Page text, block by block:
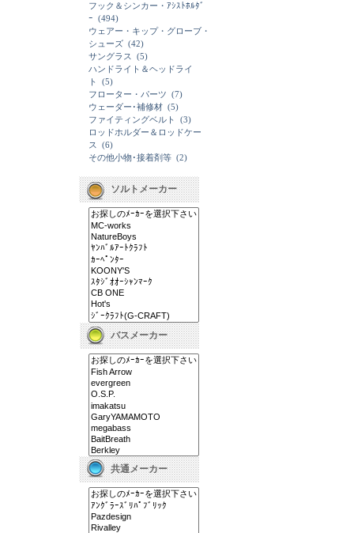
フック＆シンカー・ｱｼｽﾄﾎﾙﾀﾞ
ｰ (494)
ウェアー・キップ・グローブ・
シューズ (42)
サングラス
(5)
ハンドライト＆ヘッドライ
ト
(5)
フローター・パーツ (7)
ウェーダー･補修材 (5)
ファイティングベルト
(3)
ロッドホルダー＆ロッドケー
ス
(6)
その他小物･接着剤等 (2)
ソルトメーカー
バスメーカー
共通メーカー